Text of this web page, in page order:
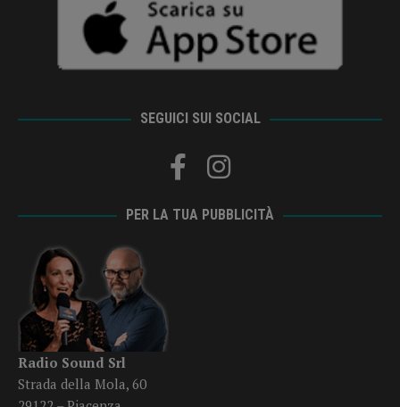
SEGUICI SUI SOCIAL
PER LA TUA PUBBLICITÀ
Radio Sound Srl
Strada della Mola, 60